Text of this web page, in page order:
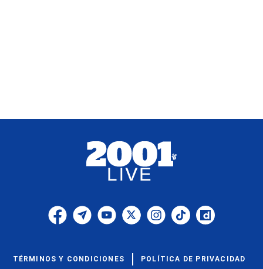
TÉRMINOS Y CONDICIONES POLÍTICA DE PRIVACIDAD